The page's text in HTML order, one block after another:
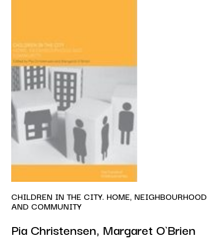
CHILDREN IN THE CITY. HOME, NEIGHBOURHOOD
AND COMMUNITY
Pia Christensen, Margaret O`Brien